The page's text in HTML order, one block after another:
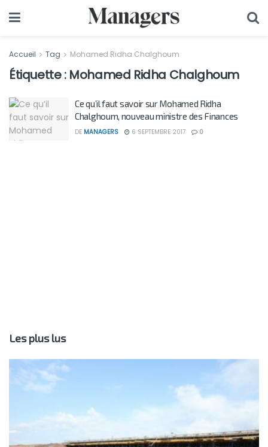
Accueil Tag Mohamed Ridha Chalghoum
Étiquette : Mohamed Ridha Chalghoum
Ce qu’il faut savoir sur Mohamed Ridha
Chalghoum, nouveau ministre des Finances
DE MANAGERS 6 SEPTEMBRE 2017 0
Les plus lus